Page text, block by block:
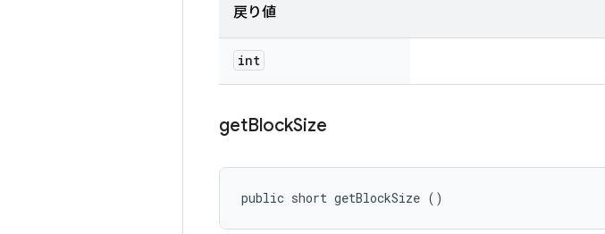
戻り値
int
getBlockSize
public short getBlockSize ()